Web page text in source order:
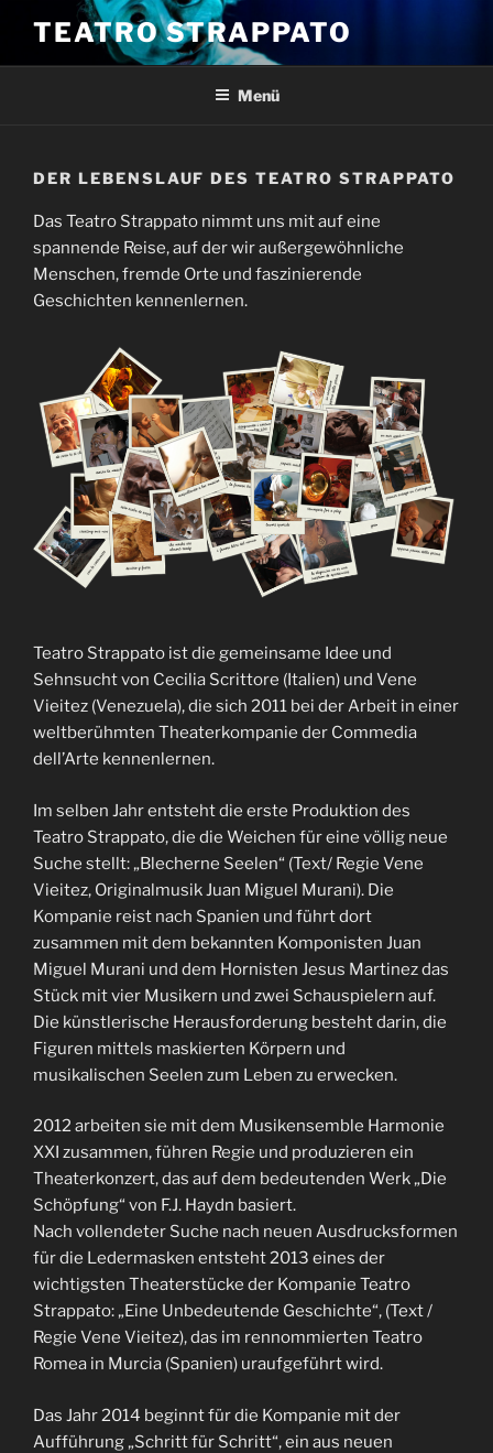
Inhalt
springen
TEATRO STRAPPATO
Menü
DER LEBENSLAUF DES TEATRO STRAPPATO
Das Teatro Strappato nimmt uns mit auf eine
spannende Reise, auf der wir außergewöhnliche
Menschen, fremde Orte und faszinierende
Geschichten kennenlernen.
Teatro Strappato ist die gemeinsame Idee und
Sehnsucht von Cecilia Scrittore (Italien) und Vene
Vieitez (Venezuela), die sich 2011 bei der Arbeit in einer
weltberühmten Theaterkompanie der Commedia
dell’Arte kennenlernen.
Im selben Jahr entsteht die erste Produktion des
Teatro Strappato, die die Weichen für eine völlig neue
Suche stellt: „Blecherne Seelen“ (Text/ Regie Vene
Vieitez, Originalmusik Juan Miguel Murani). Die
Kompanie reist nach Spanien und führt dort
zusammen mit dem bekannten Komponisten Juan
Miguel Murani und dem Hornisten Jesus Martinez das
Stück mit vier Musikern und zwei Schauspielern auf.
Die künstlerische Herausforderung besteht darin, die
Figuren mittels maskierten Körpern und
musikalischen Seelen zum Leben zu erwecken.
2012 arbeiten sie mit dem Musikensemble Harmonie
XXI zusammen, führen Regie und produzieren ein
Theaterkonzert, das auf dem bedeutenden Werk „Die
Schöpfung“ von F.J. Haydn basiert.
Nach vollendeter Suche nach neuen Ausdrucksformen
für die Ledermasken entsteht 2013 eines der
wichtigsten Theaterstücke der Kompanie Teatro
Strappato: „Eine Unbedeutende Geschichte“, (Text /
Regie Vene Vieitez), das im rennommierten Teatro
Romea in Murcia (Spanien) uraufgeführt wird.
Das Jahr 2014 beginnt für die Kompanie mit der
Aufführung „Schritt für Schritt“, ein aus neuen